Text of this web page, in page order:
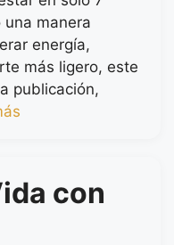
manera
energía,
más ligero, este
publicación,
con